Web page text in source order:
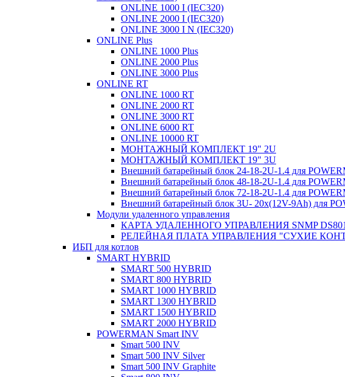
ONLINE 1000 I (IEC320)
ONLINE 2000 I (IEC320)
ONLINE 3000 I N (IEC320)
ONLINE Plus
ONLINE 1000 Plus
ONLINE 2000 Plus
ONLINE 3000 Plus
ONLINE RT
ONLINE 1000 RT
ONLINE 2000 RT
ONLINE 3000 RT
ONLINE 6000 RT
ONLINE 10000 RT
МОНТАЖНЫЙ КОМПЛЕКТ 19" 2U
МОНТАЖНЫЙ КОМПЛЕКТ 19" 3U
Внешний батарейный блок 24-18-2U-1.4 для
Внешний батарейный блок 48-18-2U-1.4 для
Внешний батарейный блок 72-18-2U-1.4 для
Внешний батарейный блок 3U- 20x(12V-9Ah) для
Модули удаленного управления
КАРТА УДАЛЕННОГО УПРАВЛЕНИЯ SNMP DS801
РЕЛЕЙНАЯ ПЛАТА УПРАВЛЕНИЯ "СУХИЕ
ИБП для котлов
SMART HYBRID
SMART 500 HYBRID
SMART 800 HYBRID
SMART 1000 HYBRID
SMART 1300 HYBRID
SMART 1500 HYBRID
SMART 2000 HYBRID
POWERMAN Smart INV
Smart 500 INV
Smart 500 INV Silver
Smart 500 INV Graphite